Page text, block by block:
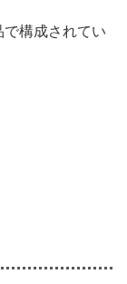
で構成されてい